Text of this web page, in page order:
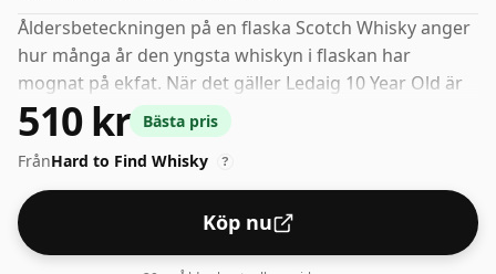
Åldersbeteckningen på en flaska Scotch Whisky anger
hur många år den yngsta whiskyn i flaskan har
mognat på ekfat. När det gäller Ledaig 10 Year Old är
det 10 år. Vid 46,3 % ABV är denna alkoholhalt mer än
acceptabel. Buteljerat i standardutgåvans storlek på
70cl.
510 kr
Bästa pris
FrånHard to Find Whisky ?
Köp nu